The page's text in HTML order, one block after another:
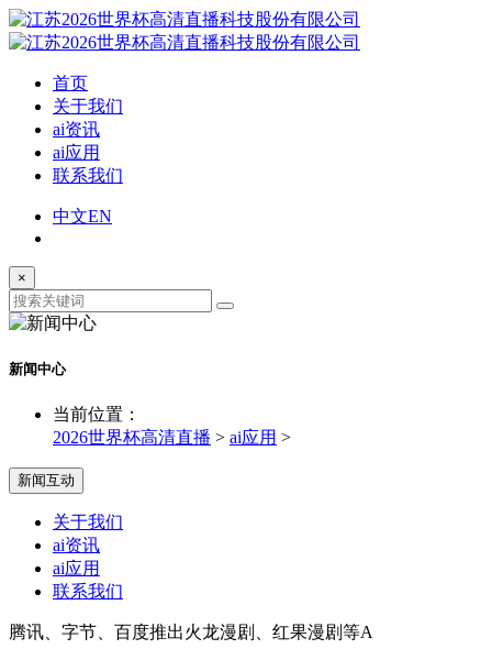
首页
关于我们
ai资讯
ai应用
联系我们
中文EN
×
新闻中心
当前位置：
2026世界杯高清直播 > ai应用 >
新闻互动
关于我们
ai资讯
ai应用
联系我们
腾讯、字节、百度推出火龙漫剧、红果漫剧等A